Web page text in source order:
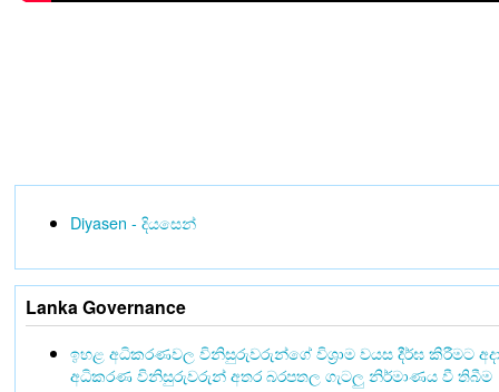
Diyasen - දියසෙන්
Lanka Governance
ඉහළ අධිකරණවල විනිසුරුවරුන්ගේ විශ්‍රාම වයස දීර්ඝ කිරීමට
අධිකරණ විනිසුරුවරුන් අතර බරපතල ගැටලු නිර්මාණය වී තිබීම